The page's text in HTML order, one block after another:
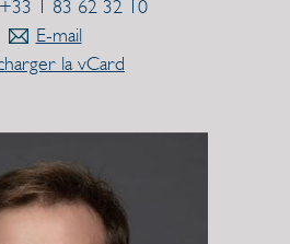
1 83 62 32 10
E-mail
la vCard